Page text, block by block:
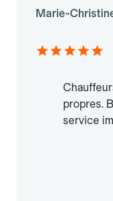
Marie-
propres.
service